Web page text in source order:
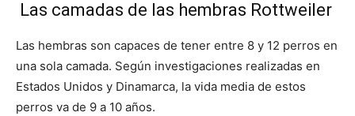
Las camadas de las hembras Rottweiler
Las hembras son capaces de tener entre 8 y 12 perros en
una sola camada. Según investigaciones realizadas en
Estados Unidos y Dinamarca, la vida media de estos
perros va de 9 a 10 años.